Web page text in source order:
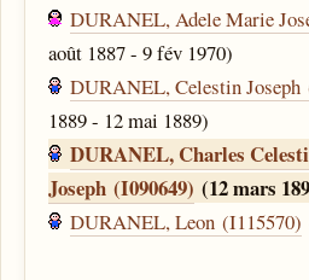
DURANEL, Adele Marie
août 1887 - 9 fév 1970)
DURANEL, Celestin Joseph
1889 - 12 mai 1889)
DURANEL, Charles
Joseph (I090649) (12 mars
DURANEL, Leon (I115570)